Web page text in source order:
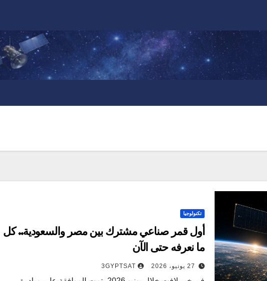
تكنولوجيا
أول قمر صناعي مشترك بين مصر والسعودية.. كل
ما نعرفه حتى الآن
27 يونيو، 2026 3GYPTSAT